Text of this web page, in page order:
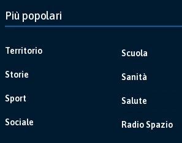
Più popolari
Territorio
Storie
Sport
Sociale
Scuola
Sanità
Salute
Radio Spazio